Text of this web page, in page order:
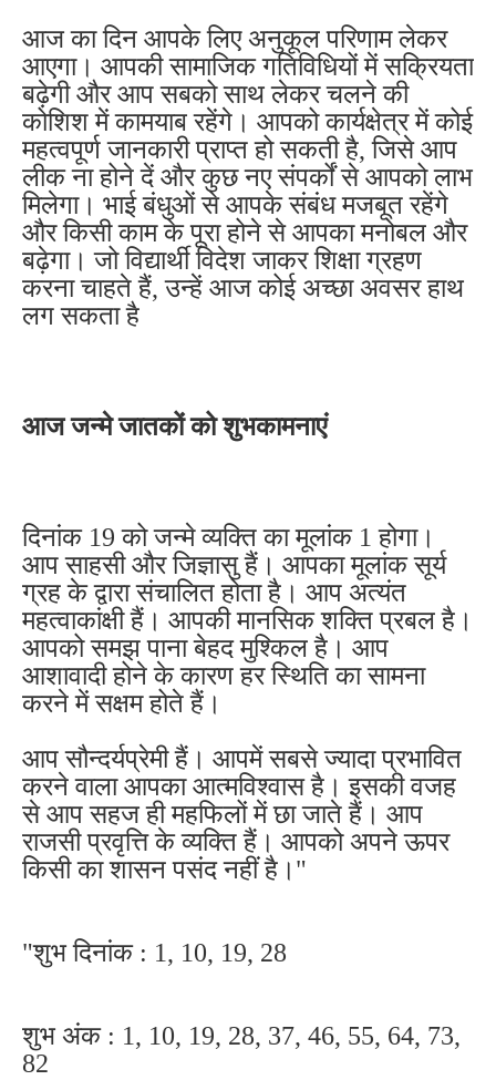
आज का दिन आपके लिए अनुकूल परिणाम लेकर
आएगा। आपकी सामाजिक गतिविधियों में सक्रियता
बढ़ेगी और आप सबको साथ लेकर चलने की
कोशिश में कामयाब रहेंगे। आपको कार्यक्षेत्र में कोई
महत्वपूर्ण जानकारी प्राप्त हो सकती है, जिसे आप
लीक ना होने दें और कुछ नए संपर्कों से आपको लाभ
मिलेगा। भाई बंधुओं से आपके संबंध मजबूत रहेंगे
और किसी काम के पूरा होने से आपका मनोबल और
बढ़ेगा। जो विद्यार्थी विदेश जाकर शिक्षा ग्रहण
करना चाहते हैं, उन्हें आज कोई अच्छा अवसर हाथ
लग सकता है
आज जन्मे जातकों को शुभकामनाएं
दिनांक 19 को जन्मे व्यक्ति का मूलांक 1 होगा।
आप साहसी और जिज्ञासु हैं। आपका मूलांक सूर्य
ग्रह के द्वारा संचालित होता है। आप अत्यंत
महत्वाकांक्षी हैं। आपकी मानसिक शक्ति प्रबल है।
आपको समझ पाना बेहद मुश्किल है। आप
आशावादी होने के कारण हर स्थिति का सामना
करने में सक्षम होते हैं।
आप सौन्दर्यप्रेमी हैं। आपमें सबसे ज्यादा प्रभावित
करने वाला आपका आत्मविश्वास है। इसकी वजह
से आप सहज ही महफिलों में छा जाते हैं। आप
राजसी प्रवृत्ति के व्यक्ति हैं। आपको अपने ऊपर
किसी का शासन पसंद नहीं है।"
"शुभ दिनांक : 1, 10, 19, 28
शुभ अंक : 1, 10, 19, 28, 37, 46, 55, 64, 73,
82